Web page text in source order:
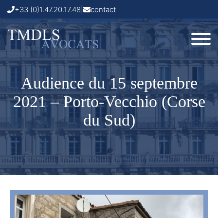
+33 (0)1.47.20.17.48 contact
Audience du 15 septembre
2021 – Porto-Vecchio (Corse
du Sud)